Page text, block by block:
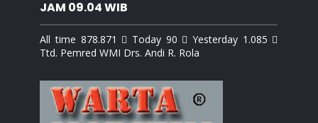
JAM 09.04 WIB
All time 878.871  Today 90  Yesterday 1.085 
Ttd. Pemred WMI Drs. Andi R. Rola